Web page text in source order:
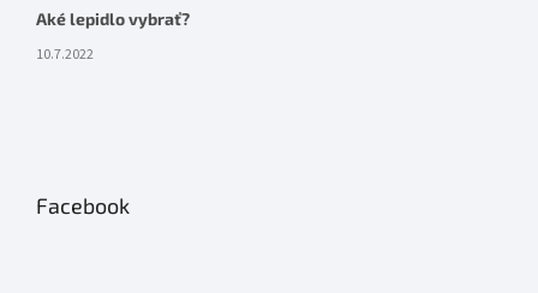
Aké lepidlo vybrať?
10.7.2022
Facebook